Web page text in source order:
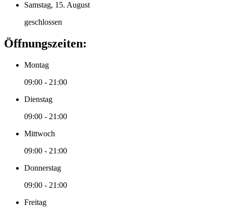
Samstag, 15. August
geschlossen
Öffnungszeiten:
Montag
09:00 - 21:00
Dienstag
09:00 - 21:00
Mittwoch
09:00 - 21:00
Donnerstag
09:00 - 21:00
Freitag